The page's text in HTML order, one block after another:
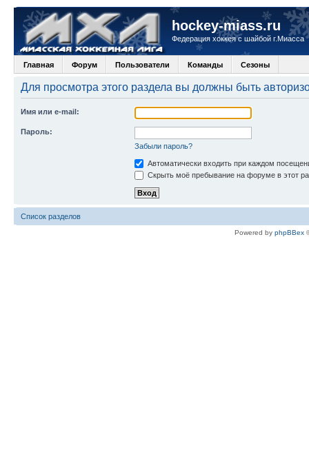
hockey-miass.ru
Федерация хоккея с шайбой г.Миасса
Главная Форум Пользователи Команды Сезоны
Для просмотра этого раздела вы должны быть
Имя или e-mail:
Пароль:
Забыли пароль?
Автоматически входить при каждом
Скрыть моё пребывание на форуме в этот
Список разделов
Powered by phpBBex